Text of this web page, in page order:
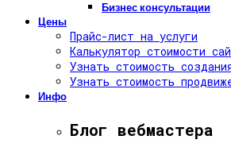
Бизнес консультации
Цены
Прайс-лист на услуги
Калькулятор стоимости
Узнать стоимость
Узнать стоимость
Инфо
Блог вебмастера